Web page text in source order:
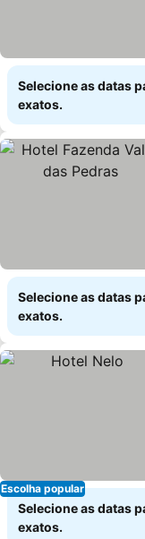
Selecione as datas
exatos.
Selecione as datas
exatos.
Escolha popular
Selecione as datas
exatos.